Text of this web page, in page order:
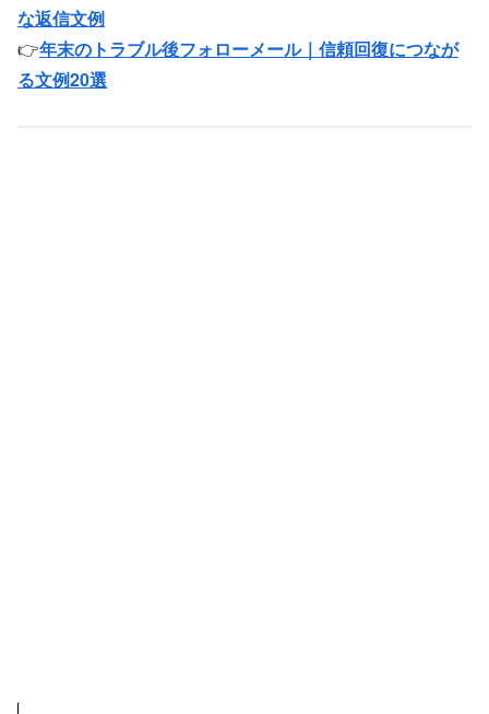
な返信文例
👉年末のトラブル後フォローメール｜信頼回復につなが
る文例20選